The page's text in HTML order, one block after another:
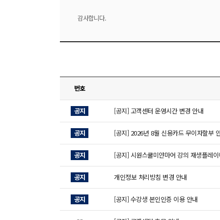
감사합니다.
번호
공지 [공지] 고객센터 운영시간 변경 안내
공지 [공지] 2026년 8월 신용카드 무이자할부
공지 [공지] 시원스쿨미얀마어 강의 재생플레
공지 개인정보 처리방침 변경 안내
공지 [공지] 수강생 본인인증 이용 안내